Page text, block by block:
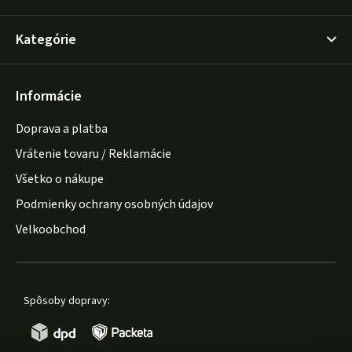
Kategórie
Informácie
Doprava a platba
Vrátenie tovaru / Reklamácie
Všetko o nákupe
Podmienky ochrany osobných údajov
Velkoobchod
Spôsoby dopravy: